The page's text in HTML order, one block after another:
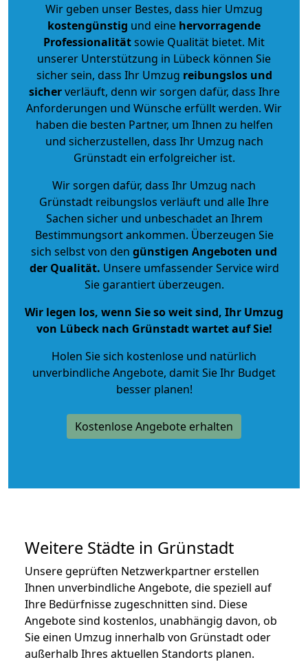
Wir geben unser Bestes, dass hier Umzug
kostengünstig und eine hervorragende
Professionalitätsowie Qualität bietet. Mit
unserer Unterstützung in Lübeck können Sie
sicher sein, dass Ihr Umzug reibungslos und
sicherverläuft, denn wir sorgen dafür, dass Ihre
Anforderungen und Wünsche erfüllt werden. Wir
haben die besten Partner, um Ihnen zu helfen
und sicherzustellen, dass Ihr Umzug nach
Grünstadt ein erfolgreicher ist.
Wir sorgen dafür, dass Ihr Umzug nach
Grünstadt reibungslos verläuft und alle Ihre
Sachen sicher und unbeschadet an Ihrem
Bestimmungsort ankommen. Überzeugen Sie
sich selbst von den günstigen Angeboten und
der Qualität. Unsere umfassender Service wird
Sie garantiert überzeugen.
Wir legen los, wenn Sie so weit sind, Ihr Umzug
von Lübeck nach Grünstadt wartet auf Sie!
Holen Sie sich kostenlose und natürlich
unverbindliche Angebote, damit Sie Ihr Budget
besser planen!
Kostenlose Angebote erhalten
Weitere Städte in Grünstadt
Unsere geprüften Netzwerkpartner erstellen
Ihnen unverbindliche Angebote, die speziell auf
Ihre Bedürfnisse zugeschnitten sind. Diese
Angebote sind kostenlos, unabhängig davon, ob
Sie einen Umzug innerhalb von Grünstadt oder
außerhalb Ihres aktuellen Standorts planen.